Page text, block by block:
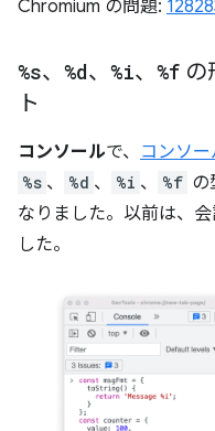
Chromium の問題:
%s、 %d、 %i、 %f の
ト
コンソールで、 コンソ
%s 、 %d 、 %i 、 %f の
なりました。以前は、
した。